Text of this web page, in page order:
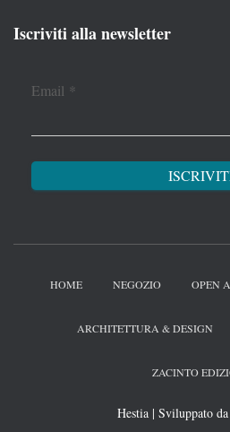
Iscriviti alla newsletter
Email *
HOME NEGOZIO OPEN
ARCHITETTURA & DESIGN
ZACINTO
Hestia | Sviluppato da